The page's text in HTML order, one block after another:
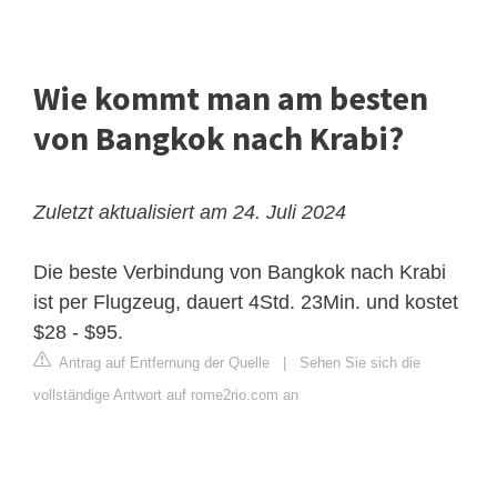
Wie kommt man am besten
von Bangkok nach Krabi?
Zuletzt aktualisiert am 24. Juli 2024
Die beste Verbindung von Bangkok nach Krabi
ist per Flugzeug, dauert 4Std. 23Min. und kostet
$28 - $95.
Antrag auf Entfernung der Quelle
Sehen Sie sich die
vollständige Antwort auf rome2rio.com an